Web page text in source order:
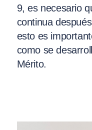
9, es necesario
continua
esto es
como se
Mérito.